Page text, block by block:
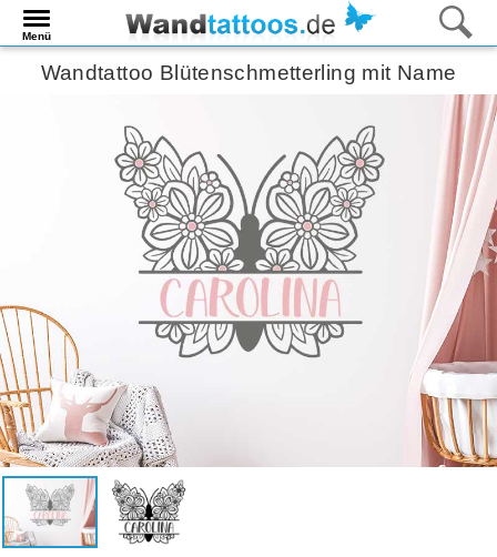
Menü
Wandtattoo Blütenschmetterling mit Name